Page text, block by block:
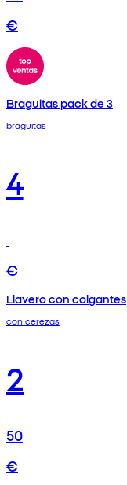
€
Braguitas pack de 3
braguitas
4
€
Llavero con colgantes
con cerezas
2
50
€